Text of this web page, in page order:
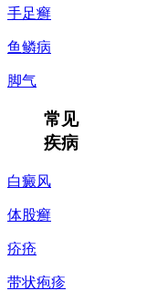
手足癣
鱼鳞病
脚气
常见
疾病
白癜风
体股癣
疥疮
带状疱疹